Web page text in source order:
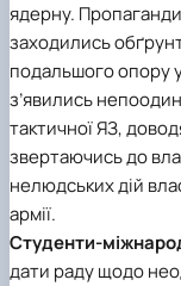
ядерну.
заходились
подальшого опору
з’явились
тактичної ЯЗ,
звертаючись до
нелюдських дій
армії.
Студенти-
дати раду щодо